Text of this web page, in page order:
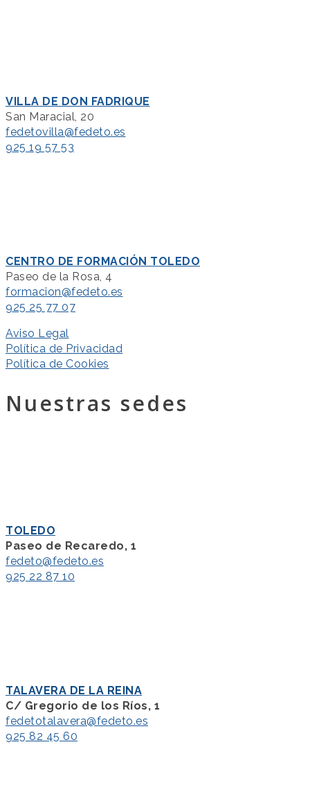
VILLA DE DON FADRIQUE
San Maracial, 20
fedetovilla@fedeto.es
925 19 57 53
CENTRO DE FORMACIÓN TOLEDO
Paseo de la Rosa, 4
formacion@fedeto.es
925 25 77 07
Aviso Legal
Política de Privacidad
Política de Cookies
Nuestras sedes
TOLEDO
Paseo de Recaredo, 1
fedeto@fedeto.es
925 22 87 10
TALAVERA DE LA REINA
C/ Gregorio de los Ríos, 1
fedetotalavera@fedeto.es
925 82 45 60